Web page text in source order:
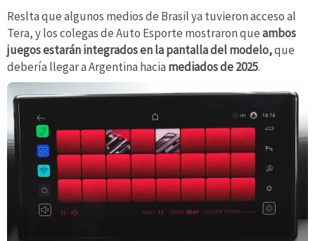
Reslta que algunos medios de Brasil ya tuvieron acceso al
Tera, y los colegas de Auto Esporte mostraron queambos
juegos estaránintegrados en la pantalla del modelo,que
debería llegar a Argentina hacia mediados de 2025.